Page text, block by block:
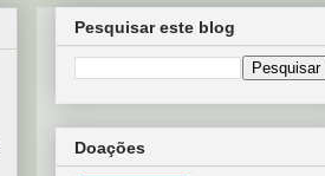
Pesquisar este blog
Doações